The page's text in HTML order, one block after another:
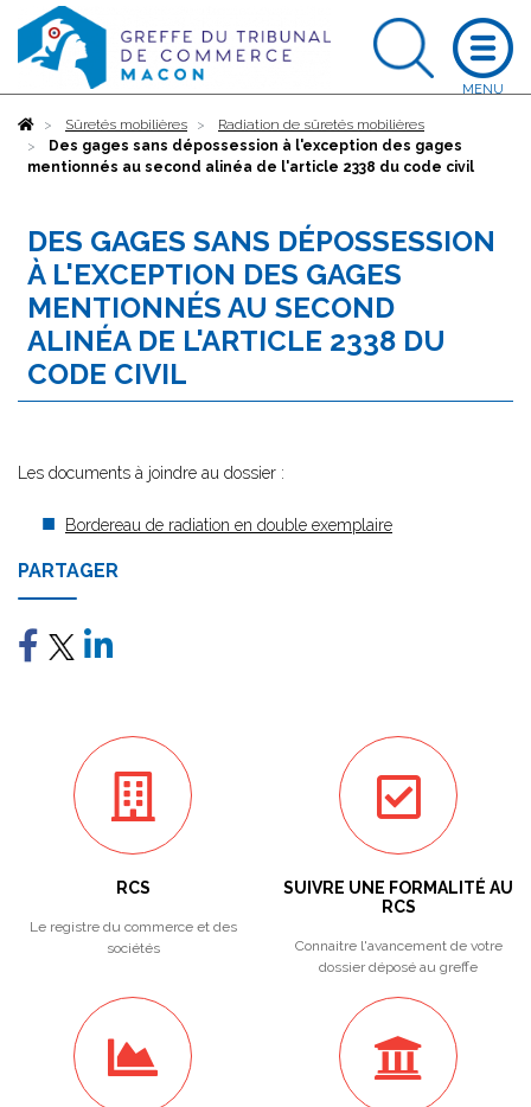
AccueilSûretés mobilières
Radiation de sûretés mobilières
Des gages sans dépossession à l'exception des gages
mentionnés au second alinéa de l'article 2338 du code civil
DES GAGES SANS DÉPOSSESSION
À L'EXCEPTION DES GAGES
MENTIONNÉS AU SECOND
ALINÉA DE L'ARTICLE 2338 DU
CODE CIVIL
Les documents à joindre au dossier :
Bordereau de radiation en double exemplaire
PARTAGER
RCS
Le registre du commerce et des
sociétés
SUIVRE UNE FORMALITÉ AU
RCS
Connaitre l'avancement de votre
dossier déposé au greffe